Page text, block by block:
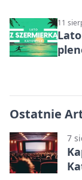
11
Ostatnie
7